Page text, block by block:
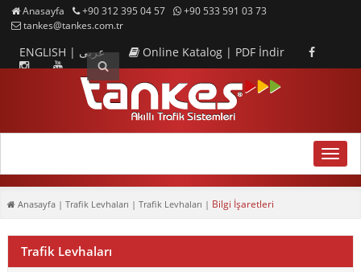
Anasayfa +90 312 395 04 57
+90 533 591 03 73
tankes@tankes.com.tr
ENGLISH | عربى Online Katalog | PDF İndir
MENU
Anasayfa| Trafik Levhaları | Trafik Levhaları | Bilgi İşaretleri
Trafik Levhaları